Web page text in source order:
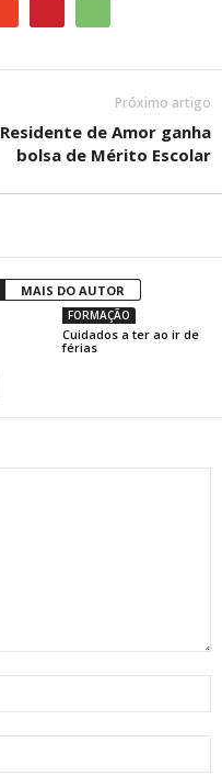
Próximo artigo
Residente de Amor ganha
bolsa de Mérito Escolar
MAIS DO AUTOR
FORMAÇÃO
Cuidados a ter ao ir de
férias